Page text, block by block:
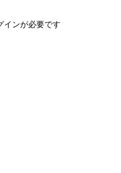
インが必要です